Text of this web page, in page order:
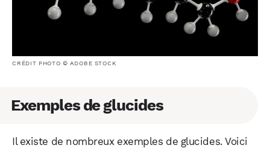
CRÉDIT PHOTO © ADOBE STOCK
Exemples de glucides
Il existe de nombreux exemples de glucides. Voici